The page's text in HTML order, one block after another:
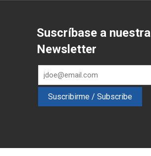
Suscríbase a nuestra
Newsletter